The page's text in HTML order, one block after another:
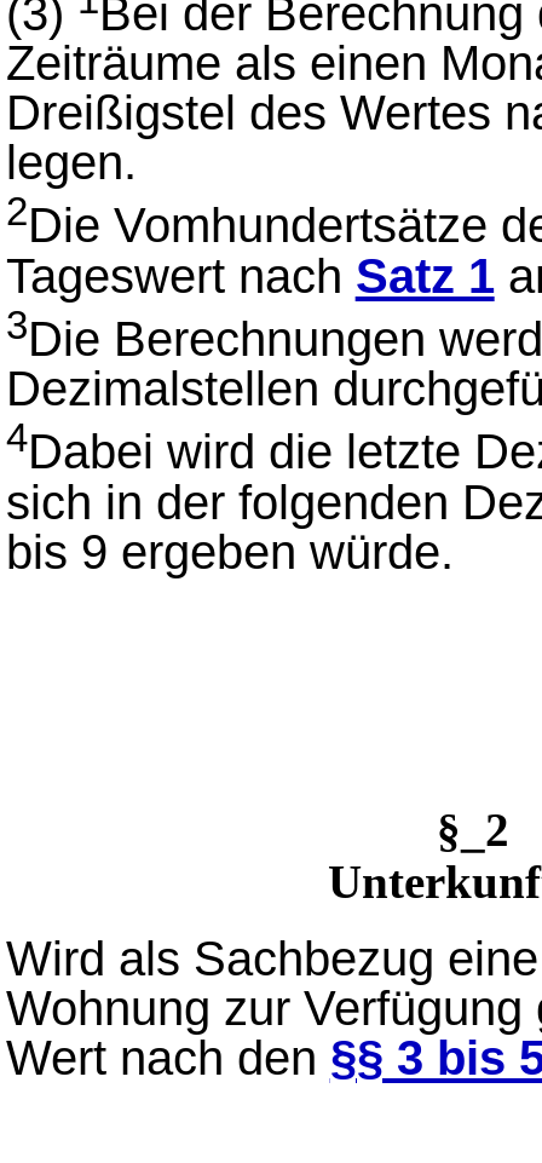
(3)
Bei der
Zeiträume als einen
Dreißigstel des Wertes
legen.
2Die Vomhundertsätze
Tageswert nach Satz 1
3Die Berechnungen
Dezimalstellen
4Dabei wird die letzte
sich in der folgenden
bis 9 ergeben würde.
§_2
Wird als Sachbezug
Wohnung zur
Wert nach den §§ 3 bis